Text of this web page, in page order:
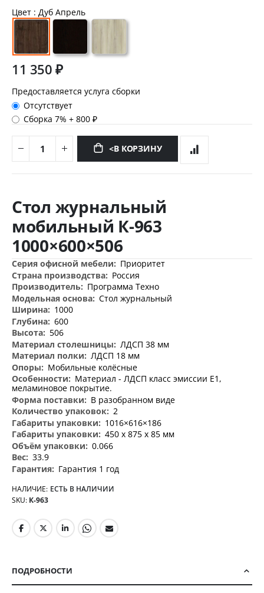
Цвет : Дуб Апрель
11 350 ₽
Предоставляется услуга сборки
Отсутствует
Сборка 7%+800 ₽
<В КОРЗИНУ
началу
изображений
Стол журнальный
мобильный К-963
1000×600×506
Дополнительная
информация
Приоритет
Россия
Программа Техно
Стол журнальный
1000
600
506
ЛДСП 38 мм
ЛДСП 18 мм
Мобильные колёсные
Материал - ЛДСП класс эмиссии Е1,
меламиновое покрытие.
В разобранном виде
2
1016×616×186
450 x 875 x 85 мм
0.066
33.9
Гарантия 1 год
НАЛИЧИЕ: ЕСТЬ В НАЛИЧИИ
SKU К-963
ПОДРОБНОСТИ